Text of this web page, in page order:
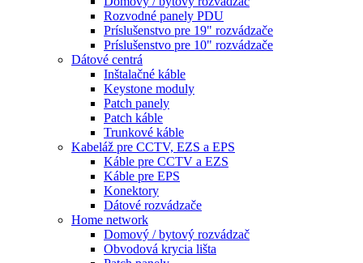
Rozvodné panely PDU
Príslušenstvo pre 19" rozvádzače
Príslušenstvo pre 10" rozvádzače
Dátové centrá
Inštalačné káble
Keystone moduly
Patch panely
Patch káble
Trunkové káble
Kabeláž pre CCTV, EZS a EPS
Káble pre CCTV a EZS
Káble pre EPS
Konektory
Dátové rozvádzače
Home network
Domový / bytový rozvádzač
Obvodová krycia lišta